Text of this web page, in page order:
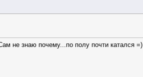
не знаю почему...по полу почти катался =)